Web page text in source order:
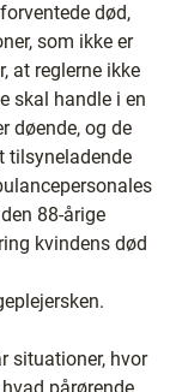
død,
som ikke er
at reglerne ikke
skal handle i en
døende, og de
tilsyneladende
88-årige
kvindens død
situationer, hvor